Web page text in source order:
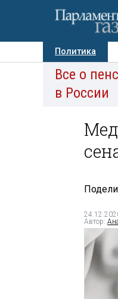
Политика
Авторы
Все о
в России
Автор: